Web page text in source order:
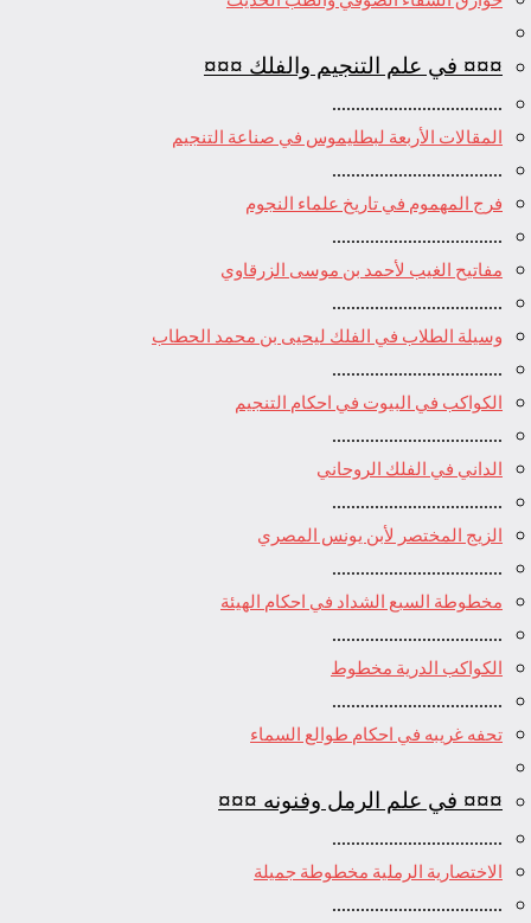
¤¤¤ في علم التنجيم والفلك ¤¤¤
المقالات الأربعة لبطليموس في صناعة التنجيم
فرج المهموم في تاريخ علماء النجوم
مفاتيح الغيب لأحمد بن موسى الزرقاوي
وسيلة الطلاب في الفلك ليحيى بن محمد الحطاب
الكواكب في البيوت في احكام التنجيم
الداني في الفلك الروحاني
الزيج المختصر لأبن يونس المصري
مخطوطة السبع الشداد في احكام الهيئة
الكواكب الدرية مخطوط
تحفه غريبه في احكام طوالع السماء
¤¤¤ في علم الرمل وفنونه ¤¤¤
الاختصارية الرملية مخطوطة جميلة